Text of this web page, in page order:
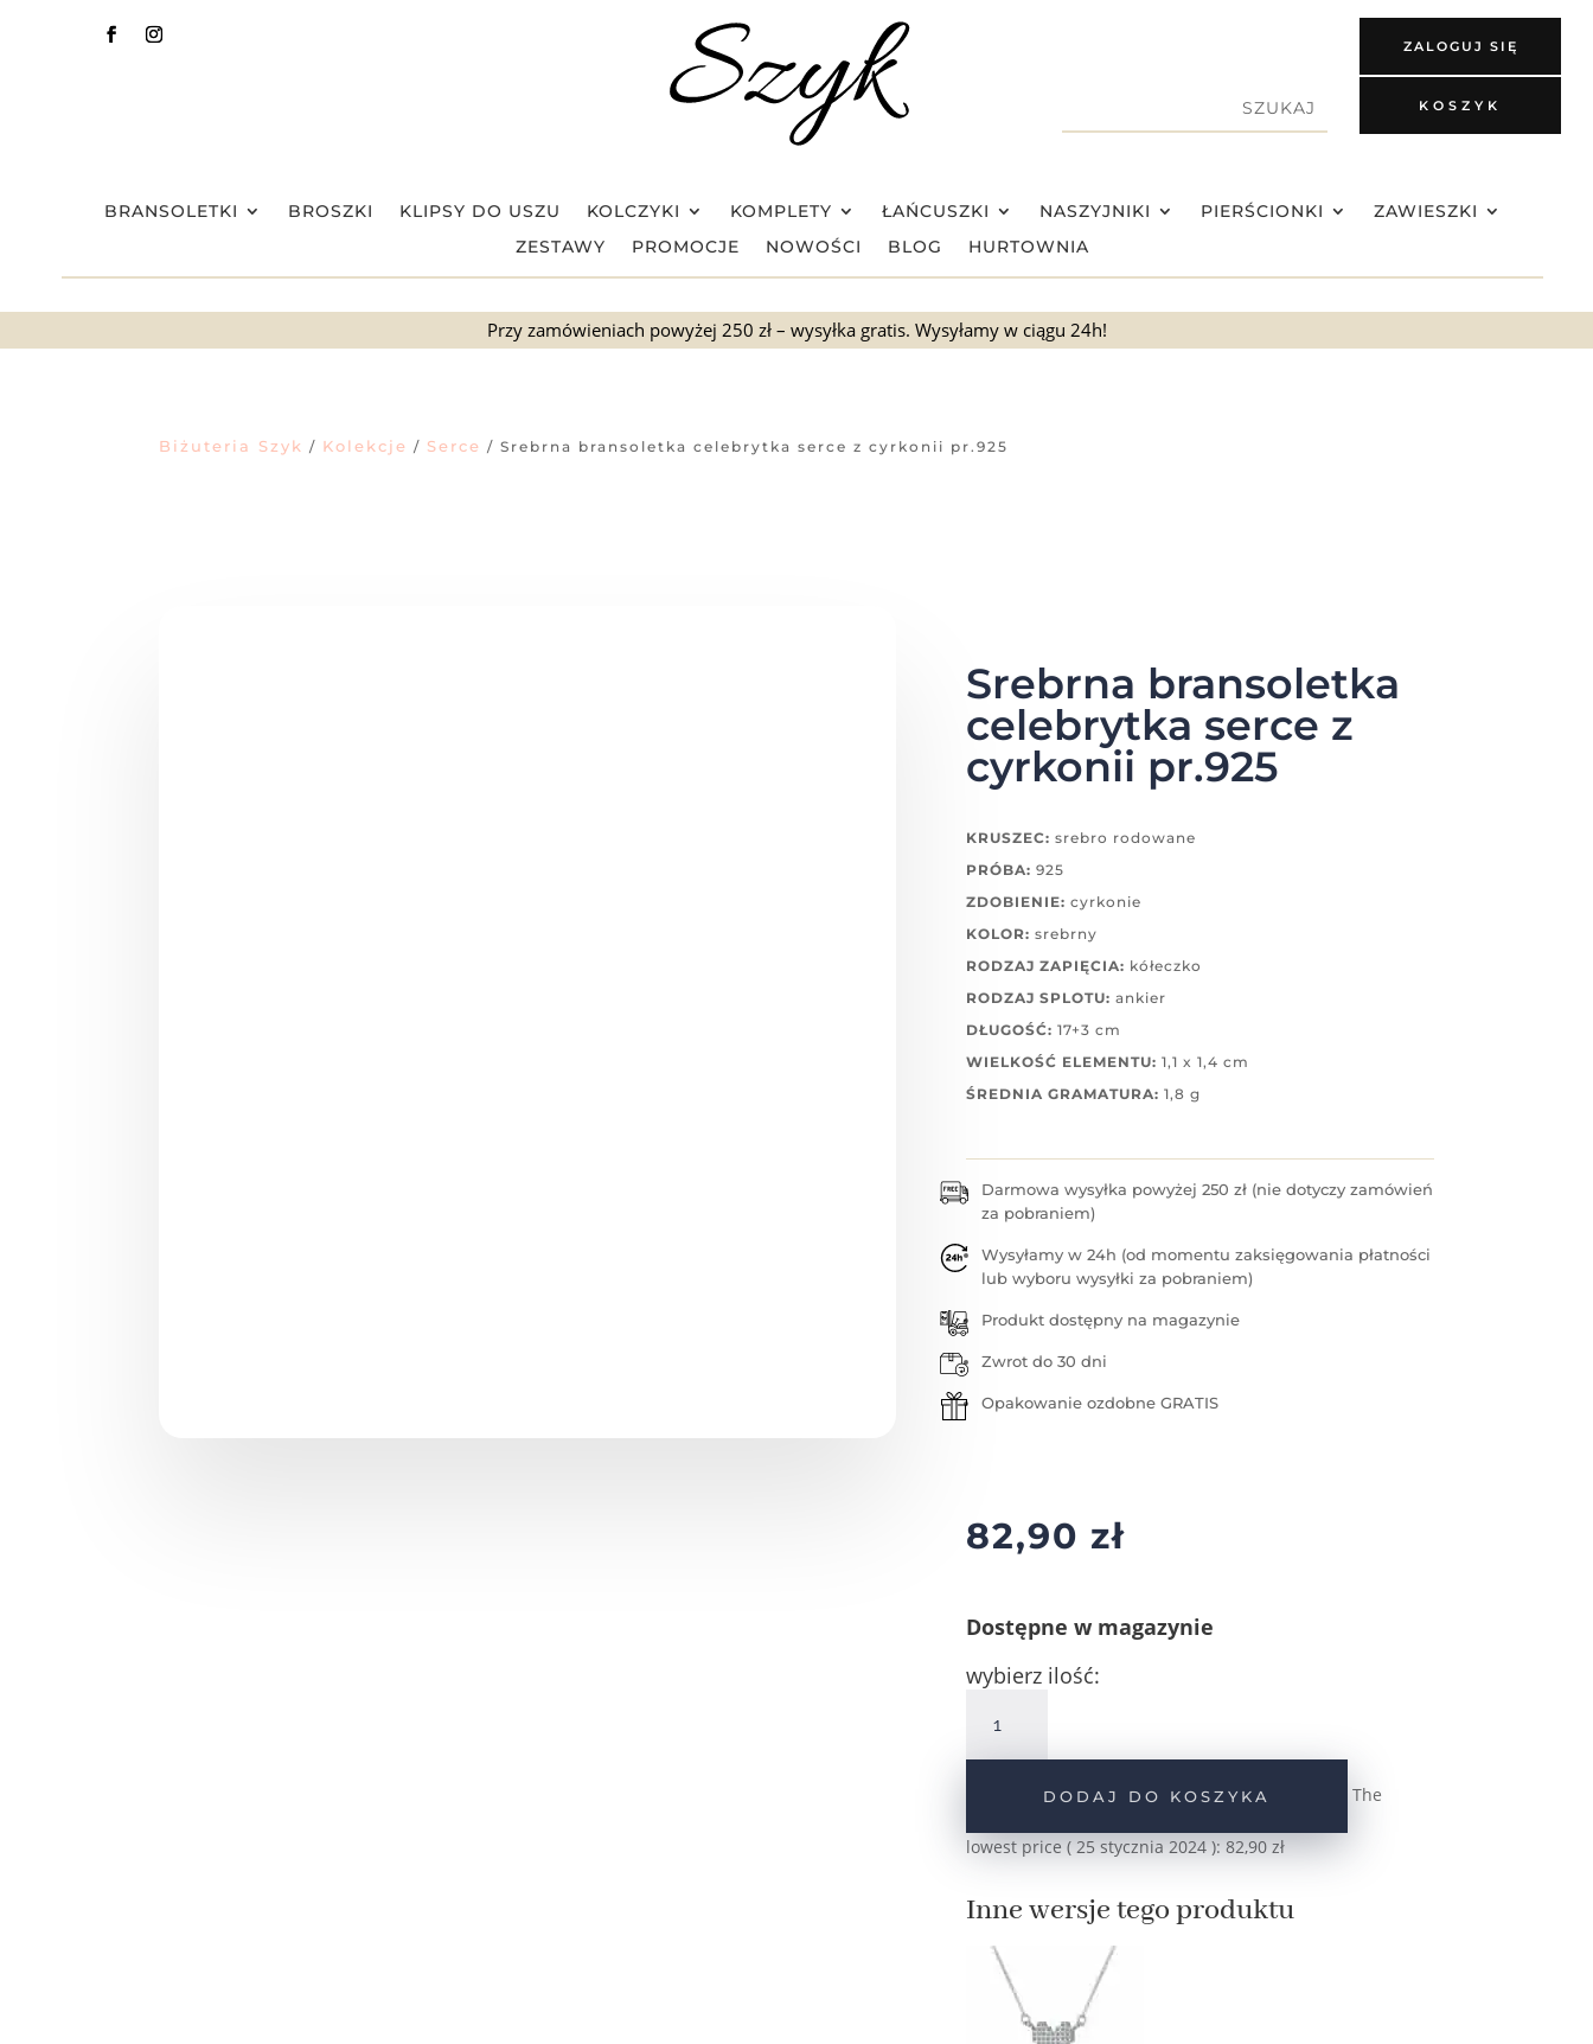
ZALOGUJ SIĘ
KOSZYK
BRANSOLETKI BROSZKI KLIPSY DO USZU KOLCZYKI KOMPLETY ŁAŃCUSZKI NASZYJNIKI PIERŚCIONKI
ZAWIESZKI
ZESTAWY
PROMOCJE NOWOŚCI BLOG HURTOWNIA
Przy zamówieniach powyżej 250 zł – wysyłka gratis. Wysyłamy w ciągu 24h!
Biżuteria Szyk / Kolekcje / Serce / Srebrna bransoletka celebrytka serce z cyrkonii pr.925
Srebrna bransoletka
celebrytka serce z
cyrkonii pr.925
KRUSZEC: srebro rodowane
PRÓBA: 925
ZDOBIENIE: cyrkonie
KOLOR: srebrny
RODZAJ ZAPIĘCIA: kółeczko
RODZAJ SPLOTU: ankier
DŁUGOŚĆ: 17+3 cm
WIELKOŚĆ ELEMENTU: 1,1 x 1,4 cm
ŚREDNIA GRAMATURA: 1,8 g
Darmowa wysyłka powyżej 250 zł (nie dotyczy zamówień
za pobraniem)
Wysyłamy w 24h (od momentu zaksięgowania płatności
lub wyboru wysyłki za pobraniem)
Produkt dostępny na magazynie
Zwrot do 30 dni
Opakowanie ozdobne GRATIS
82,90 zł
Dostępne w magazynie
wybierz ilość:
Srebrna
bransoletka
z
DODAJ DO KOSZYKA The
lowest price (25 stycznia 2024): 82,90 zł
Inne wersje tego produktu